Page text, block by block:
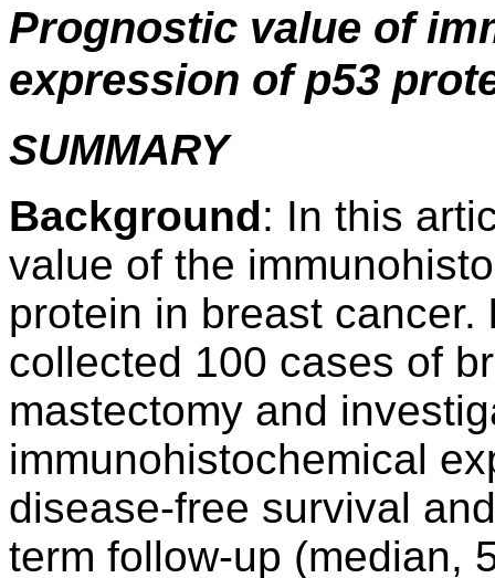
Prognostic value of
expression of p53
SUMMARY
Background: In this
value of the
protein in breast cancer.
collected 100 cases of
mastectomy and
immunohistochemical
disease-free survival
term follow-up (median,